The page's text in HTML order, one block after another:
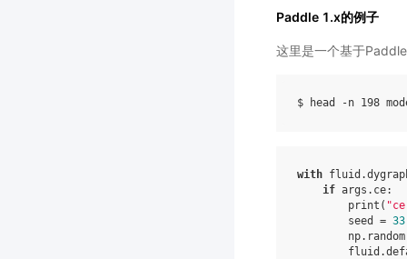
Paddle 1.x的例子
这里是一个基于
with fluid .
if args . ce:
print (
seed
= 33
np. random
fluid .